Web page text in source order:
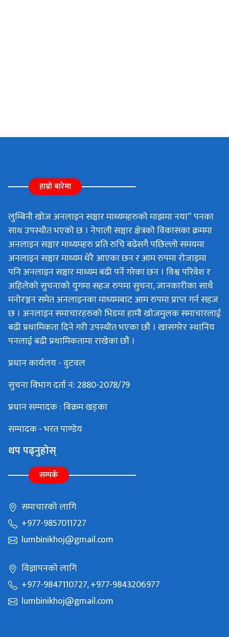
हाम्रो बारेमा
लुम्बिनी खोज अनलाइन सञ्चार माध्यमहरुको माझमा नया“ पनका
साथ उपस्थीत भएको छ । नेपाली सञ्चार क्षेत्रको विकासका क्रममा
अनलाइन सञ्चार माध्यमहरु प्रति रुचि बढेसगै पछिल्लो समयमा
अनलाइन सञ्चार माध्यम धेरै आएका छन र आम रुपमा रोजाइमा
पनि अनलाइन सञ्चार माध्यम बढी पर्ने गरेका छन । विश्व परिवेश र
अहिलेको सुचनाको युगमा सहज रुपमा सुचना, जानकारीका साथै
मनोरञ्जन समेत अनलाइनका माध्यमबाट आम रुपमा प्राप्त गर्न सहज
छ । अनलाइन समाचारहरुको भिडमा हामी खोजमुलक समाचारलाई
बढी प्रथामिकता दिने गरी उपस्थीत भएका छौं । खासगरेर स्थानिय
पनलाई बढी प्रथामिकतामा राखेका छौं ।
प्रधान कार्यलय - वुटवल
सुचना विभाग दर्ता नं: 2880-2078/79
प्रधान सम्पादक : बिक्रम खड्का
सम्पादक - भरत पाण्डेय
थप पढ्नुहोस्
सम्पर्क
समाचारको लागि
+977-9857011727
lumbinikhoj@gmail.com
विज्ञापनको लागि
+977-9847110727, +977-9843206977
lumbinikhoj@gmail.com